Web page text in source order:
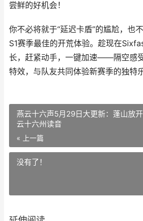
尝鲜的好机会！
你不必将就于“延迟卡盾”的尴尬，也
S1赛季最佳的开荒体验。趁现在
长，赶紧动手，一键加速——隔空感
特效，与队友共同体验新赛季的独特
燕云十六声5月29日大更新：蓬山放
云十六州读音
« 上一篇
没有了！